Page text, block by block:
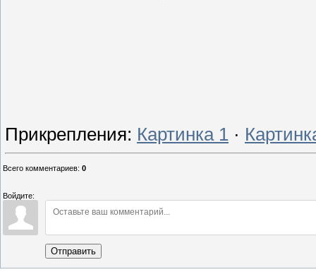
Прикрепления: Картинка 1 ·
Всего комментариев: 0
Войдите:
Отправить